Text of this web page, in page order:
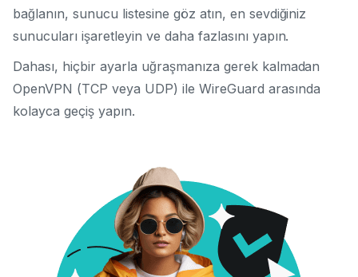
bağlanın, sunucu listesine göz atın, en sevdiğiniz
sunucuları işaretleyin ve daha fazlasını yapın.
Dahası, hiçbir ayarla uğraşmanıza gerek kalmadan
OpenVPN (TCP veya UDP) ile WireGuard arasında
kolayca geçiş yapın.